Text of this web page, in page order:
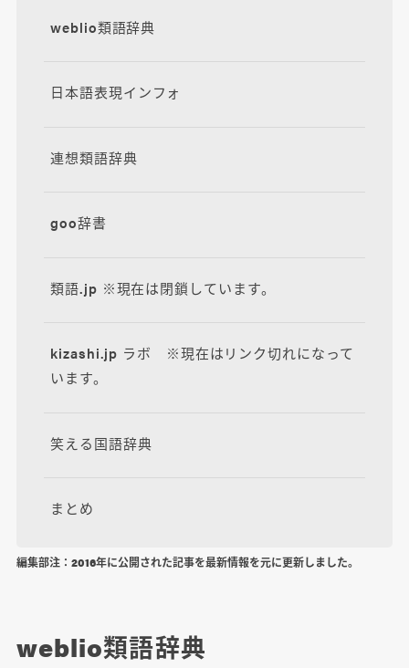
weblio類語辞典
日本語表現インフォ
連想類語辞典
goo辞書
類語.jp ※現在は閉鎖しています。
kizashi.jp ラボ ※現在はリンク切れになって
います。
笑える国語辞典
まとめ
編集部注：2016年に公開された記事を最新情報を元に更新しました。
weblio類語辞典